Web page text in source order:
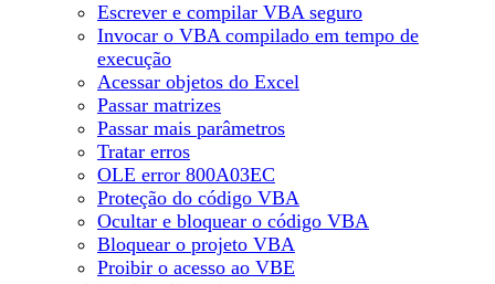
Escrever e compilar VBA seguro
Invocar o VBA compilado em tempo de
execução
Acessar objetos do Excel
Passar matrizes
Passar mais parâmetros
Tratar erros
OLE error 800A03EC
Proteção do código VBA
Ocultar e bloquear o código VBA
Bloquear o projeto VBA
Proibir o acesso ao VBE